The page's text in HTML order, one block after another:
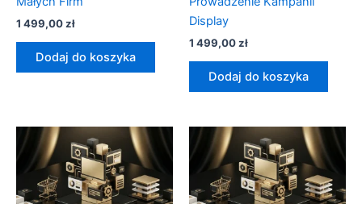
1 499,00zł
Dodaj do koszyka
Display
1 499,00zł
Dodaj do koszyka